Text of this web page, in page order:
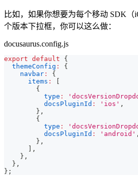
比如，如果你想要为每个移动 SDK（
个版本下拉框，你可以这么做：
docusaurus.config.js
export default
{
themeConfig :
{
navbar :
{
items :
{
type :
docsPluginId : 'ios' ,
} ,
{
type :
docsPluginId : 'android' ,
} ,
,
} ,
} ,
} ;